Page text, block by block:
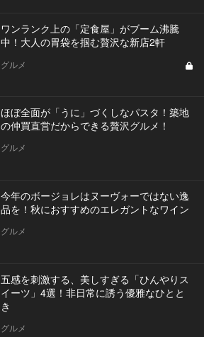
ワンランク上の「定食屋」がブーム沸騰
中！大人の胃袋を掴む贅沢な新店2軒
グルメ
ほぼ全面が「うに」づくしなパスタ！築地
の仲買直営だからできる贅沢グルメ！
グルメ
今年のボージョレはヌーヴォーではない逸
品を！秋におすすめのエレガントなワイン
グルメ
五感を刺激する、美しすぎる「ひんやりス
イーツ」4選！非日常に誘う優雅なひとと
き
グルメ